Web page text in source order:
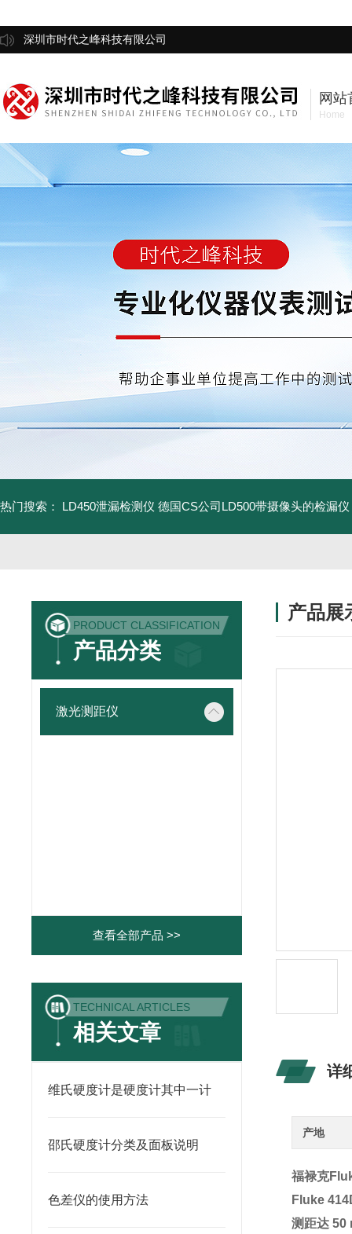
深圳市时代之峰科技有限公司
网站
Home
热门搜索： LD450泄漏检测仪 德国CS公司LD500带摄像头的检漏仪
PRODUCT CLASSIFICATION
产品分类
激光测距仪
查看全部产品 >>
TECHNICAL ARTICLES
相关文章
维氏硬度计是硬度计其中一计
邵氏硬度计分类及面板说明
色差仪的使用方法
产品展
详
产地
福禄克
Fluke
测距达 50